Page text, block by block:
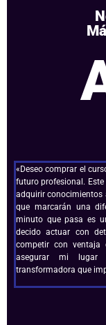
«Deseo comprar el
futuro profesional.
adquirir conocimientos
que marcarán una
minuto que pasa es
decido actuar con
competir con ventaja
asegurar mi lugar
transformadora que